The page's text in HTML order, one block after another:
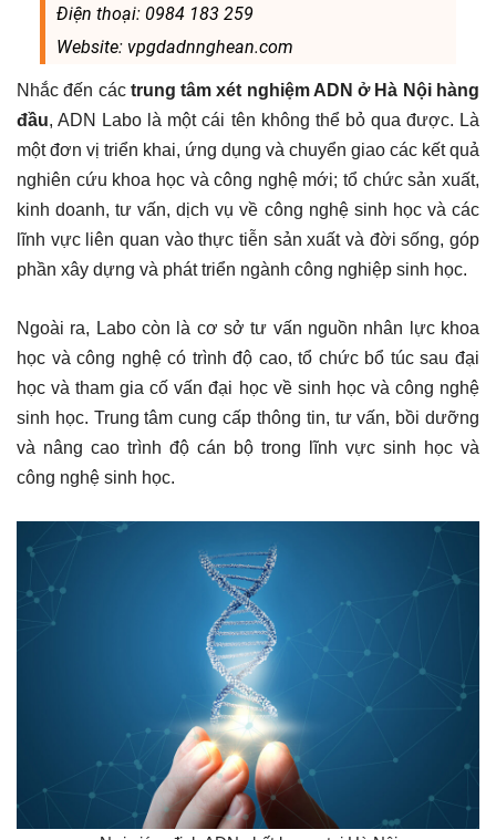
Điện thoại: 0984 183 259
Website: vpgdadnnghean.com
Nhắc đến cáctrung tâm xét nghiệm ADN ở Hà Nội hàng
đầu, ADN Labo là một cái tên không thể bỏ qua được. Là
một đơn vị triển khai, ứng dụng và chuyển giao các kết quả
nghiên cứu khoa học và công nghệ mới; tổ chức sản xuất,
kinh doanh, tư vấn, dịch vụ về công nghệ sinh học và các
lĩnh vực liên quan vào thực tiễn sản xuất và đời sống, góp
phần xây dựng và phát triển ngành công nghiệp sinh học.
Ngoài ra, Labo còn là cơ sở tư vấn nguồn nhân lực khoa
học và công nghệ có trình độ cao, tổ chức bổ túc sau đại
học và tham gia cố vấn đại học về sinh học và công nghệ
sinh học. Trung tâm cung cấp thông tin, tư vấn, bồi dưỡng
và nâng cao trình độ cán bộ trong lĩnh vực sinh học và
công nghệ sinh học.